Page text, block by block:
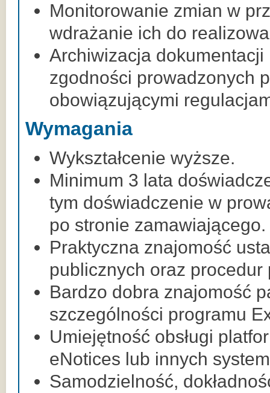
Monitorowanie zmian w
wdrażanie ich do
Archiwizacja
zgodności prowadzonych
obowiązującymi
Wymagania
Wykształcenie wyższe.
Minimum 3 lata
tym doświadczenie w
po stronie zamawiającego.
Praktyczna znajomość
publicznych oraz procedur
Bardzo dobra znajomość
szczególności programu
Umiejętność obsługi
eNotices lub innych
Samodzielność,